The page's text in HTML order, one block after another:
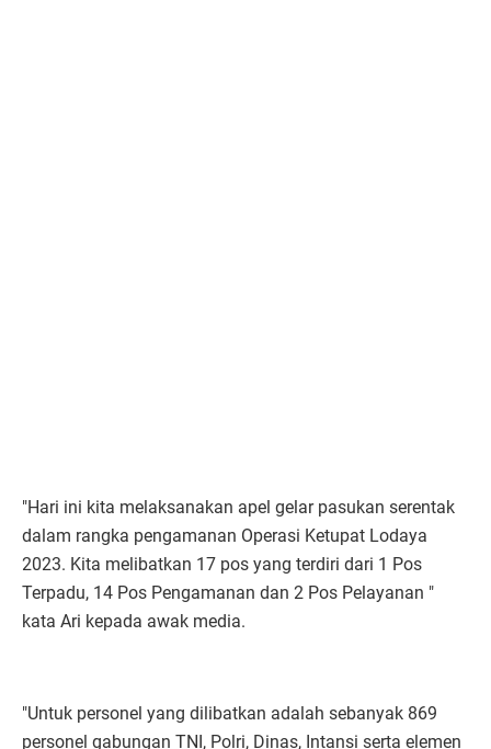
"Hari ini kita melaksanakan apel gelar pasukan serentak
dalam rangka pengamanan Operasi Ketupat Lodaya
2023. Kita melibatkan 17 pos yang terdiri dari 1 Pos
Terpadu, 14 Pos Pengamanan dan 2 Pos Pelayanan "
kata Ari kepada awak media.
"Untuk personel yang dilibatkan adalah sebanyak 869
personel gabungan TNI, Polri, Dinas, Intansi serta elemen